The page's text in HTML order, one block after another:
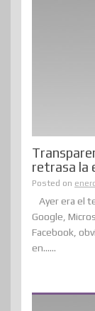
retrasa la
Posted on
Ayer era el
Google,
Facebook,
en......